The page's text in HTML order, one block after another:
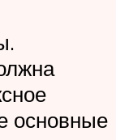
основные